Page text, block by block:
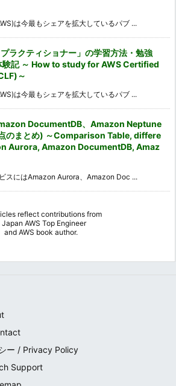
は今最もシェアを拡大しているパブ ...
プラクティショナー」の学習方法・勉強
験記 ～ How to study for AWS Certified
～
は今最もシェアを拡大しているパブ ...
DocumentDB、Amazon Neptune
のまとめ) ～Comparison Table, differe
Aurora, Amazon DocumentDB, Amaz
スにはAmazon Aurora、Amazon Doc ...
reflect contributions from
Japan AWS Top Engineer
and AWS book author.
ー / Privacy Policy
Support